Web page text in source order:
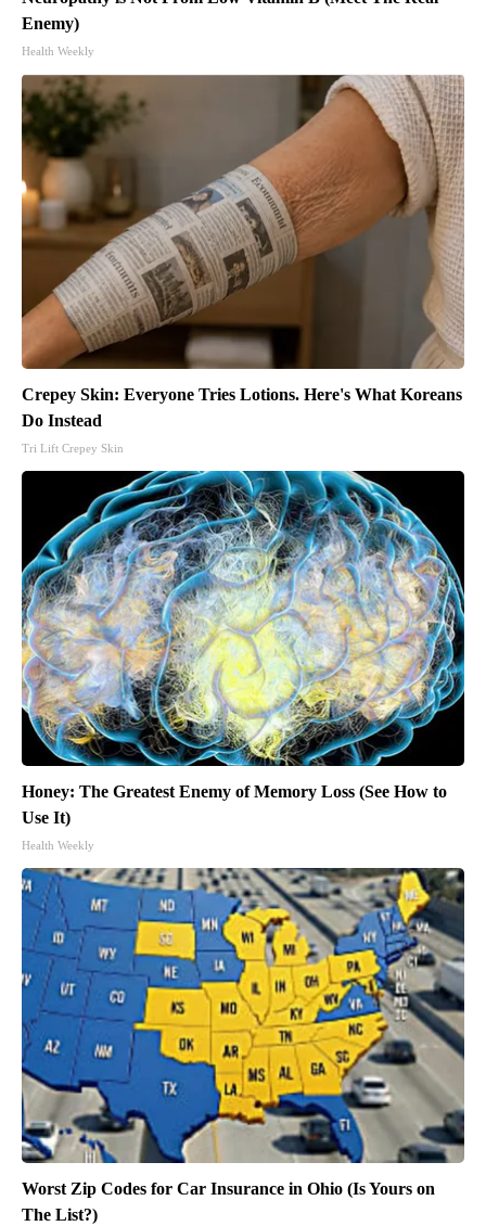
Enemy)
Health Weekly
Crepey Skin: Everyone Tries Lotions. Here's What Koreans
Do Instead
Tri Lift Crepey Skin
Honey: The Greatest Enemy of Memory Loss (See How to
Use It)
Health Weekly
Worst Zip Codes for Car Insurance in Ohio (Is Yours on
The List?)